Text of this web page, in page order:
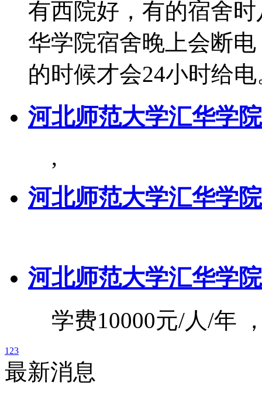
有西院好，有的宿舍
华学院宿舍晚上会断
的时候才会24小时给
河北师范大学汇华学
,
河北师范大学汇华学
河北师范大学汇华学
学费10000元/人/年
1 23
最新消息